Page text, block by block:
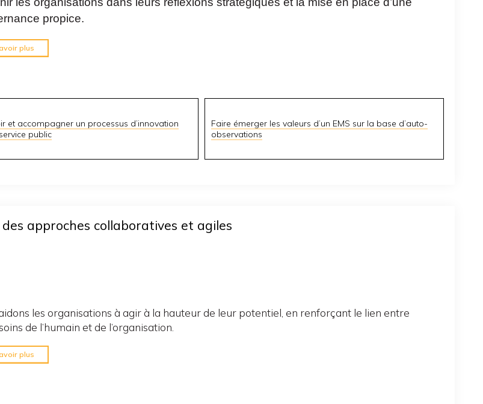
propice.
plus
et accompagner un processus d’innovation
public
Faire émerger les valeurs d’un EMS sur la base d’auto-
observations
approches collaboratives et agiles
les organisations à agir à la hauteur de leur potentiel, en renforçant le lien entre
de l’humain et de l’organisation.
plus